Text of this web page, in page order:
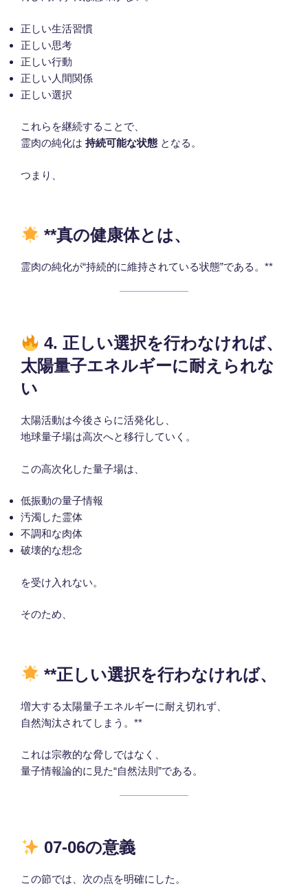
正しい生活習慣
正しい思考
正しい行動
正しい人間関係
正しい選択
これらを継続することで、
霊肉の純化は 持続可能な状態 となる。
つまり、
**真の健康体とは、
霊肉の純化が“持続的に維持されている状態”である。**
4. 正しい選択を行わなければ、
太陽量子エネルギーに耐えられな
い
太陽活動は今後さらに活発化し、
地球量子場は高次へと移行していく。
この高次化した量子場は、
低振動の量子情報
汚濁した霊体
不調和な肉体
破壊的な想念
を受け入れない。
そのため、
**正しい選択を行わなければ、
増大する太陽量子エネルギーに耐え切れず、
自然淘汰されてしまう。**
これは宗教的な脅しではなく、
量子情報論的に見た“自然法則”である。
07-06の意義
この節では、次の点を明確にした。